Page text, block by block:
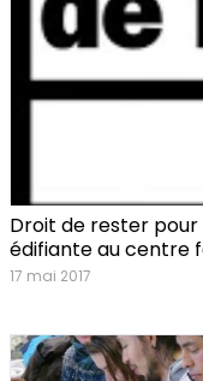
Droit de rester pour
édifiante au centre
17 mai 2017